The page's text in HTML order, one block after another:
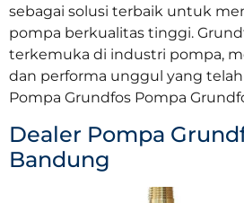
sebagai solusi terbaik untuk
pompa berkualitas tinggi.
terkemuka di industri pompa,
dan performa unggul yang
Pompa Grundfos Pompa
Dealer Pompa
Bandung